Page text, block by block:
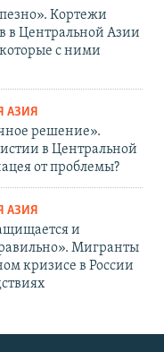
Кортежи
в Центральной Азии
с ними
АЗИЯ
решение».
в Центральной
от проблемы?
АЗИЯ
и
Мигранты
кризисе в России